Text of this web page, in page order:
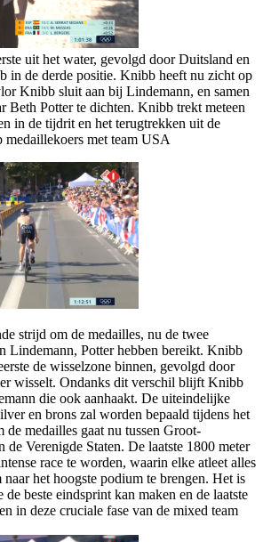
uit het water, gevolgd door Duitsland en
in de derde positie. Knibb heeft nu zicht op
Knibb sluit aan bij Lindemann, en samen
Beth Potter te dichten. Knibb trekt meteen
in de tijdrit en het terugtrekken uit de
met team USA
strijd om de medailles, nu de twee
Lindemann, Potter hebben bereikt. Knibb
de wisselzone binnen, gevolgd door
wisselt. Ondanks dit verschil blijft Knibb
die ook aanhaakt. De uiteindelijke
en brons zal worden bepaald tijdens het
medailles gaat nu tussen Groot-
Verenigde Staten. De laatste 1800 meter
race te worden, waarin elke atleet alles
het hoogste podium te brengen. Het is
beste eindsprint kan maken en de laatste
in deze cruciale fase van de mixed team